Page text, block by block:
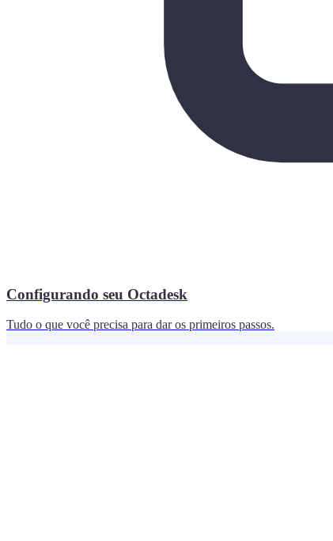
Configurando seu Octadesk
Tudo o que você precisa para dar os primeiros passos.